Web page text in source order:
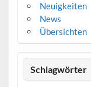
Neuigkeiten
News
Übersichten
Schlagwörter